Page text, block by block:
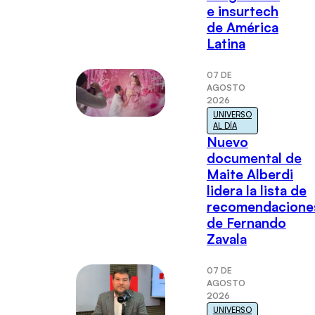
e insurtech
de América
Latina
07 DE
AGOSTO
2026
UNIVERSO
AL DÍA
Nuevo
documental de
Maite Alberdi
lidera la lista de
de Fernando
Zavala
07 DE
AGOSTO
2026
UNIVERSO